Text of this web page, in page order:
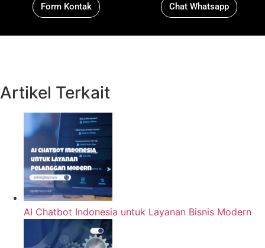
Form Kontak Chat Whatsapp
Artikel Terkait
AI Chatbot Indonesia untuk Layanan Bisnis Modern